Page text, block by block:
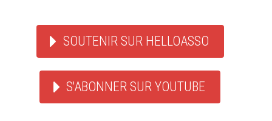
SOUTENIR SUR HELLOASSO
S'ABONNER SUR YOUTUBE